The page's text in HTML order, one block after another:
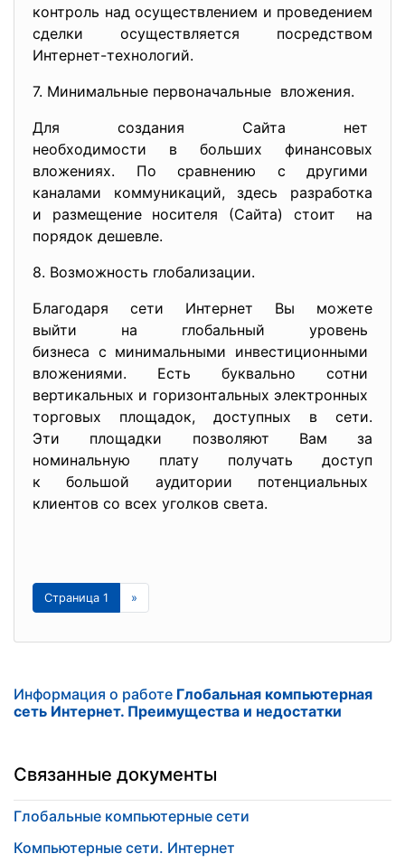
контроль над осуществлением и проведением
сделки осуществляется посредством
Интернет-технологий.
7. Минимальные первоначальные вложения.
Для создания Сайта нет
необходимости в больших финансовых
вложениях. По сравнению с другими
каналами коммуникаций, здесь разработка
и размещение носителя (Сайта) стоит на
порядок дешевле.
8. Возможность глобализации.
Благодаря сети Интернет Вы можете
выйти на глобальный уровень
бизнеса с минимальными инвестиционными
вложениями. Есть буквально сотни
вертикальных и горизонтальных электронных
торговых площадок, доступных в сети.
Эти площадки позволяют Вам за
номинальную плату получать доступ
к большой аудитории потенциальных
клиентов со всех уголков света.
Страница 1 »
Информация о работе Глобальная компьютерная
сеть Интернет. Преимущества и недостатки
Связанные документы
Глобальные компьютерные сети
Компьютерные сети. Интернет